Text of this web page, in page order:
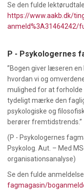
Se den fulde
https://www.aakb.dk/
anmeld%3A31464242/
P - Psykologernes
”Bogen giver læseren
hvordan vi og
mulighed for at forholde
tydeligt mærke den
psykologiske og
berører fremtidstrends.”
(P - Psykologernes
Psykolog. Aut. – Med
organisationsanalyse)
Se den fulde
fagmagasin/